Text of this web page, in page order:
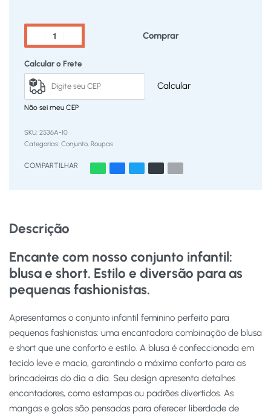
Comprar
Calcular o Frete
Calcular
Não sei meu CEP
2536A-10
Categorias: Conjunto Roupas
COMPARTILHAR
Descrição
Encante com nosso conjunto infantil:
blusa e short. Estilo e diversão para as
pequenas fashionistas.
Apresentamos o conjunto infantil feminino perfeito para
pequenas fashionistas: uma encantadora combinação de blusa
e short que une conforto e estilo. A blusa é confeccionada em
tecido leve e macio, garantindo o máximo conforto para as
brincadeiras do dia a dia. Seu design apresenta detalhes
encantadores, como estampas ou padrões divertidos. As
mangas e golas são pensadas para oferecer liberdade de